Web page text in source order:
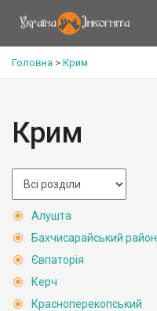
Головна > Крим
Крим
Алушта
Бахчисарайський район
Євпаторія
Керч
Красноперекопський